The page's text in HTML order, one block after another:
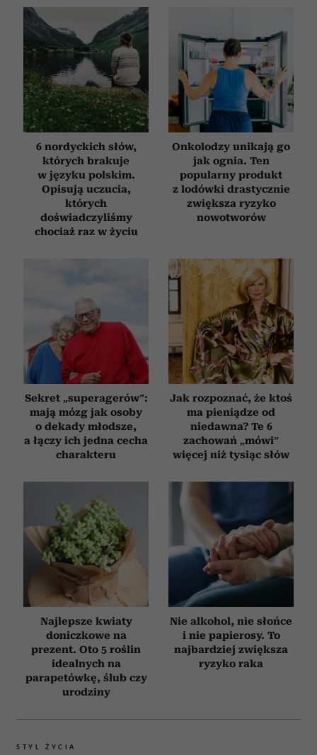
6 nordyckich słów,
których brakuje
w języku polskim.
Opisują uczucia,
których
doświadczyliśmy
chociaż raz w życiu
Onkolodzy unikają go
jak ognia. Ten
popularny produkt
z lodówki drastycznie
zwiększa ryzyko
nowotworów
Sekret „superagerów”:
mają mózg jak osoby
o dekady młodsze,
a łączy ich jedna cecha
charakteru
Jak rozpoznać, że ktoś
ma pieniądze od
niedawna? Te 6
zachowań „mówi”
więcej niż tysiąc słów
Najlepsze kwiaty
doniczkowe na
prezent. Oto 5 roślin
idealnych na
parapetówkę, ślub czy
urodziny
Nie alkohol, nie słońce
i nie papierosy. To
najbardziej zwiększa
ryzyko raka
STYL ŻYCIA